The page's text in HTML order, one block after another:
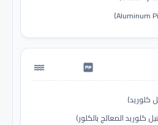
water_pump